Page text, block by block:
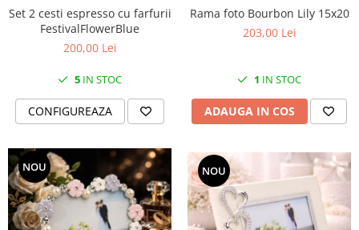
RENAISSANCE GOLD
ANTHEMION BLUE
BUTTERFLY BLOOM
SIGNET PLATINUM
NATURE
CHINOISERIE WHITE
JASPER CONRAN WHITE
GILDED MUSE
Set 2 cesti espresso cu farfurii
FestivalFlowerBlue
200,00 Lei
5 IN STOC
CONFIGUREAZA
Rama foto Bourbon Lily 15x20
203,00 Lei
1 IN STOC
ADAUGA IN COS
NOU NOU